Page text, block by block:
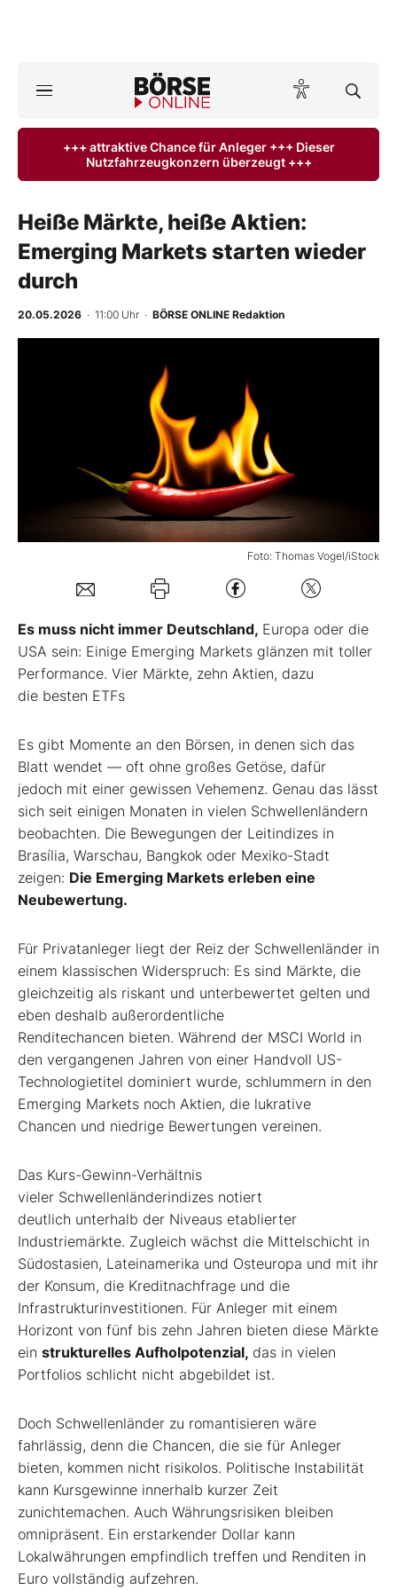
Anlageprodukte
Finanz-Check
Abo & Shop
Experten
Folgen Sie uns
+++ attraktive Chance für Anleger +++ Dieser
Nutzfahrzeugkonzern überzeugt +++
Heiße Märkte, heiße Aktien:
Emerging Markets starten wieder
durch
20.05.2026 · 11:00 Uhr · BÖRSE ONLINE Redaktion
Foto: Thomas Vogel/iStock
Es muss nicht immer Deutschland, Europa oder die
USA sein: Einige Emerging Markets glänzen mit toller
Performance. Vier Märkte, zehn Aktien, dazu
die besten ETFs
Es gibt Momente an den Börsen, in denen sich das
Blatt wendet — oft ohne großes Getöse, dafür
jedoch mit einer gewissen Vehemenz. Genau das lässt
sich seit einigen Monaten in vielen Schwellenländern
beobachten. Die Bewegungen der Leitindizes in
Brasília, Warschau, Bangkok oder Mexiko-Stadt
zeigen: Die Emerging Markets erleben eine
Neubewertung.
Für Privatanleger liegt der Reiz der Schwellenländer in
einem klassischen Widerspruch: Es sind Märkte, die
gleichzeitig als riskant und unterbewertet gelten und
eben deshalb außerordentliche
Renditechancen bieten. Während der MSCI World in
den vergangenen Jahren von einer Handvoll US-
Technologietitel dominiert wurde, schlummern in den
Emerging Markets noch Aktien, die lukrative
Chancen und niedrige Bewertungen vereinen.
Das Kurs-Gewinn-Verhältnis
vieler Schwellenländerindizes notiert
deutlich unterhalb der Niveaus etablierter
Industriemärkte. Zugleich wächst die Mittelschicht in
Südostasien, Lateinamerika und Osteuropa und mit ihr
der Konsum, die Kreditnachfrage und die
Infrastrukturinvestitionen. Für Anleger mit einem
Horizont von fünf bis zehn Jahren bieten diese Märkte
ein strukturelles Aufholpotenzial, das in vielen
Portfolios schlicht nicht abgebildet ist.
Doch Schwellenländer zu romantisieren wäre
fahrlässig, denn die Chancen, die sie für Anleger
bieten, kommen nicht risikolos. Politische Instabilität
kann Kursgewinne innerhalb kurzer Zeit
zunichtemachen. Auch Währungsrisiken bleiben
omnipräsent. Ein erstarkender Dollar kann
Lokalwährungen empfindlich treffen und Renditen in
Euro vollständig aufzehren.